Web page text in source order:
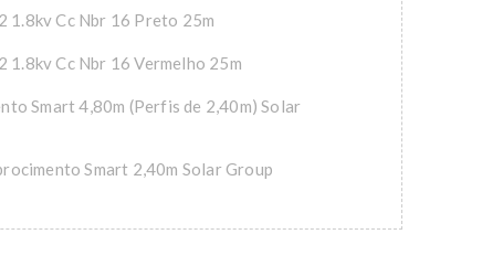
1.8kv Cc Nbr 16 Preto 25m
1.8kv Cc Nbr 16 Vermelho 25m
Smart 4,80m (Perfis de 2,40m) Solar
Smart 2,40m Solar Group